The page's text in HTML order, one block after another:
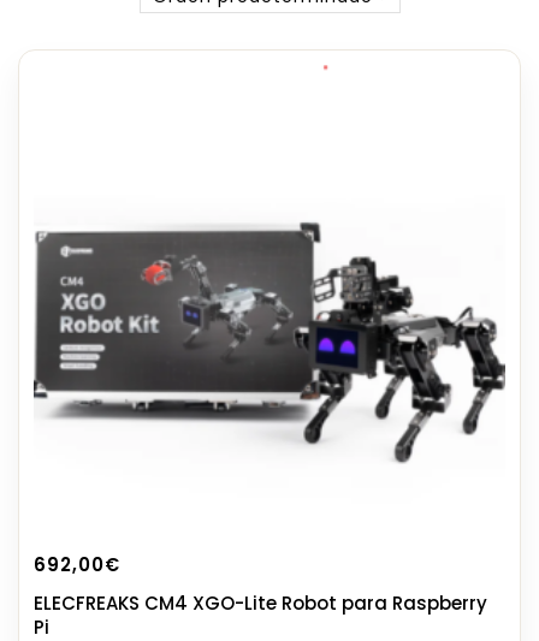
692,00€
ELECFREAKS CM4 XGO-Lite Robot para Raspberry
Pi